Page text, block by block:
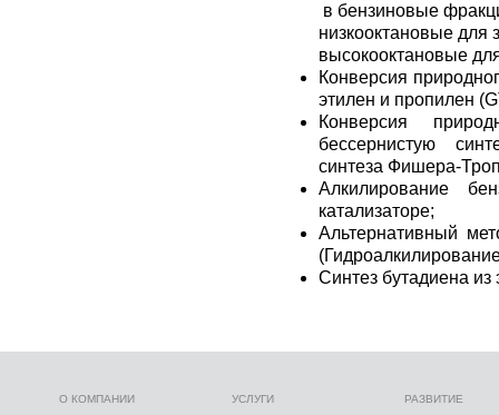
в бензиновые
низкооктановые для
высокооктановые
Конверсия
этилен и пропилен
Конверсия
бессернистую
синтеза Фишера-
Алкилирование
катализаторе;
Альтернативный
Синтез бутадиена из
О КОМПАНИИ
УСЛУГИ
РАЗВИТИЕ